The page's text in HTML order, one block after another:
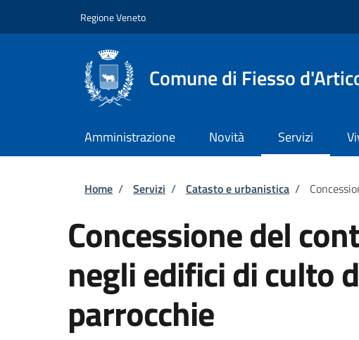
Regione Veneto
Comune di Fiesso
Amministrazione Novità Servizi
Briciole di pane
Home / Servizi / Catasto e urbanistica /
Concessione del
negli edifici di culto
parrocchie